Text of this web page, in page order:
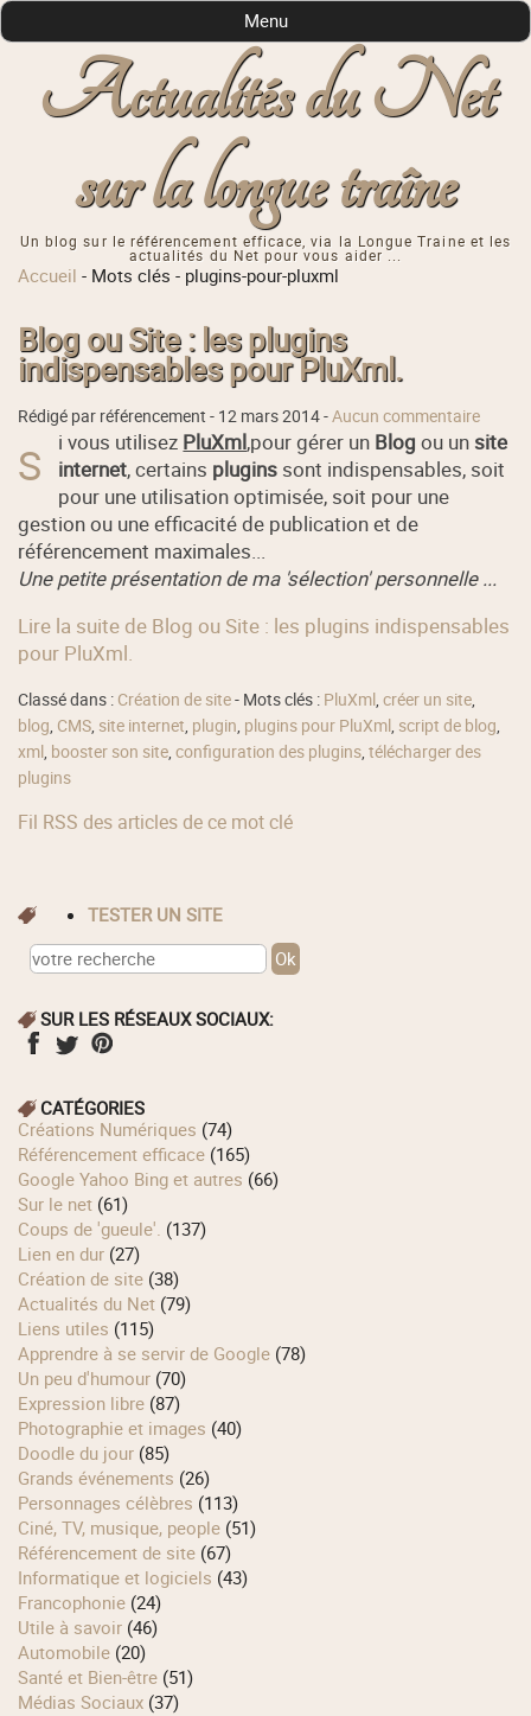
Actualités du Net
sur la longue traîne
Un blog sur le référencement efficace, via la Longue Traine et les
actualités du Net pour vous aider ...
Menu
Accueil - Mots clés - plugins-pour-pluxml
Blog ou Site : les plugins
indispensables pour PluXml.
Rédigé par référencement - 12 mars 2014-Aucun commentaire
S i vous utilisez PluXml,pour gérer un Blog ou un site
internet, certains plugins sont indispensables, soit
pour une utilisation optimisée, soit pour une
gestion ou une efficacité de publication et de
référencement maximales...
Une petite présentation de ma 'sélection' personnelle ...
Lire la suite de Blog ou Site : les plugins indispensables
pour PluXml.
Classé dans : Création de site- Mots clés : PluXml ,créer un site,
blog, CMS, site internet, plugin, plugins pour PluXml , script de blog,
xml , booster son site,configuration des plugins,télécharger des
plugins
Fil RSS des articles de ce mot clé
TESTER UN SITE
SUR LES RÉSEAUX SOCIAUX:
CATÉGORIES
Créations Numériques (74)
Référencement efficace (165)
Google Yahoo Bing et autres (66)
Sur le net (61)
Coups de 'gueule'. (137)
Lien en dur (27)
Création de site (38)
Actualités du Net (79)
Liens utiles (115)
Apprendre à se servir de Google (78)
Un peu d'humour (70)
Expression libre (87)
Photographie et images (40)
Doodle du jour (85)
Grands événements (26)
Personnages célèbres (113)
Ciné, TV, musique, people (51)
Référencement de site (67)
Informatique et logiciels (43)
Francophonie (24)
Utile à savoir (46)
Automobile (20)
Santé et Bien-être (51)
Médias Sociaux (37)